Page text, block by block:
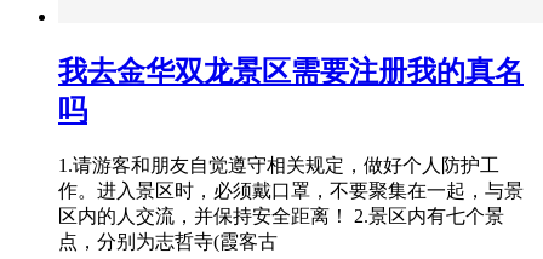
我去金华双龙景区需要注册我的真名
吗
1.请游客和朋友自觉遵守相关规定，做好个人防护工
作。进入景区时，必须戴口罩，不要聚集在一起，与景
区内的人交流，并保持安全距离！ 2.景区内有七个景
点，分别为志哲寺(霞客古